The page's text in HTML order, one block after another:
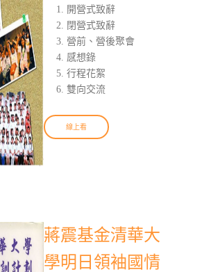
開營式致辭
閉營式致辭
營前、營後聚會
感想錄
行程花絮
雙向交流
線上看
蔣震基金清華大
學明日領袖國情